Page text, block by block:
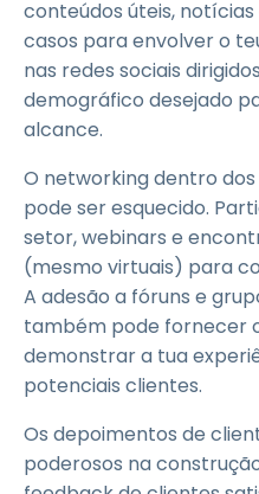
conteúdos úteis,
casos para envolver o
nas redes sociais
demográfico desejado
alcance.
O networking dentro
pode ser esquecido.
setor, webinars e
(mesmo virtuais) para
A adesão a fóruns e
também pode fornecer
demonstrar a tua
potenciais clientes.
Os depoimentos de
poderosos na